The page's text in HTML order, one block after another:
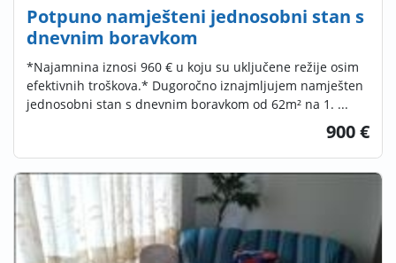
Potpuno namješteni jednosobni stan s
dnevnim boravkom
*Najamnina iznosi 960 € u koju su uključene režije osim
efektivnih troškova.* Dugoročno iznajmljujem namješten
jednosobni stan s dnevnim boravkom od 62m² na 1. ...
900 €